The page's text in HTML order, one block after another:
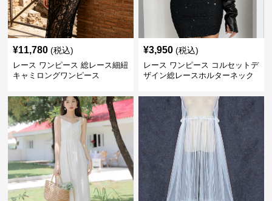
¥11,780 (税込)
レース ワンピース 総レース細紐
キャミロングワンピース
¥3,950 (税込)
レース ワンピース コルセットデ
ザイン総レースホルターネック